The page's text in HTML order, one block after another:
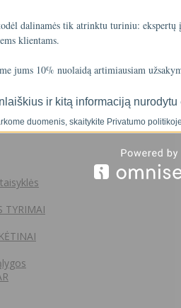
DETEKTORIAUS PRIEDAS
TYRIMAI
dalinamės tik atrinktu turiniu:
klientams.
jums 10% nuolaidą artimiausiam
ir kitą informaciją
duomenis, skaitykite Privatumo